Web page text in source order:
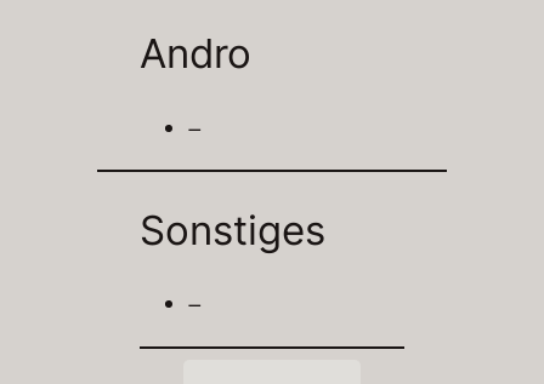
Andro
–
Sonstiges
–